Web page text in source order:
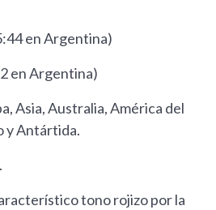
en Argentina)
en Argentina)
Asia, Australia, América del
y Antártida.
tono rojizo por la